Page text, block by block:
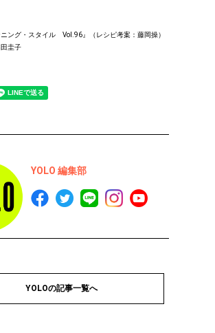
ング・スタイル Vol.96』（レシピ考案：藤岡操）
圭子
YOLO 編集部
YOLOの記事一覧へ